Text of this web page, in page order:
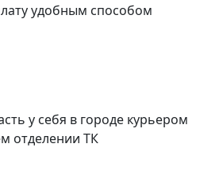
удобным способом
у себя в городе курьером
отделении ТК